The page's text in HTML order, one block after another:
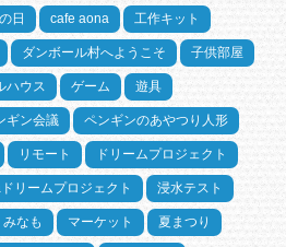
日 cafe aona 工作キット
ダンボール村へようこそ 子供部屋
ハウス ゲーム 遊具
ギン会議 ペンギンのあやつり人形
リモート ドリームプロジェクト
リームプロジェクト 浸水テスト
みなも マーケット 夏まつり